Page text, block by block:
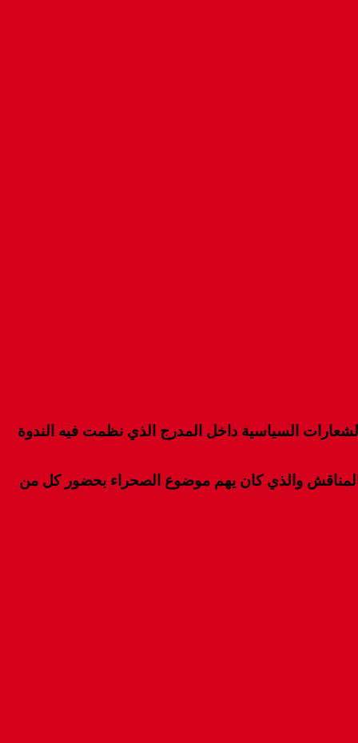
السياسية داخل المدرج الذي نظمت فيه الندوة
والذي كان يهم موضوع الصحراء بحضور كل من